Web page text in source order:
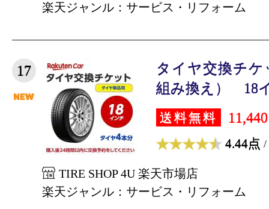
楽天ジャンル：サービス・リフォーム
17
タイヤ交換チ
組み換え） 18
送料無料
4.44点 /
TIRE SHOP 4U 楽天市場店
楽天ジャンル：サービス・リフォーム